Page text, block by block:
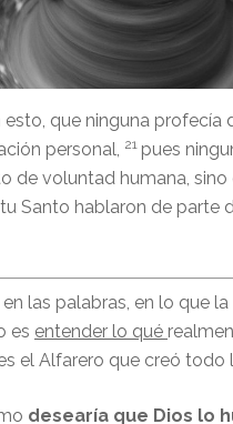
que ninguna profecía
personal, 21 pues
de voluntad humana, sino
Santo hablaron de parte
las palabras, en lo que
es entender lo qué
el Alfarero que creó todo
desearía que Dios lo